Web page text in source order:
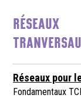
RÉSEAUX
Réseaux pour
Fondamentaux